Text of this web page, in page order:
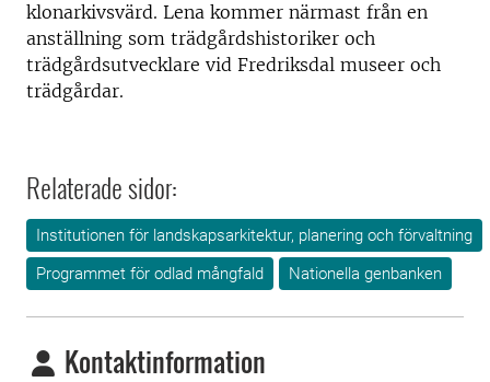
klonarkivsvärd. Lena kommer närmast från en
anställning som trädgårdshistoriker och
trädgårdsutvecklare vid Fredriksdal museer och
trädgårdar.
Relaterade sidor:
Institutionen för landskapsarkitektur, planering och förvaltning
Programmet för odlad mångfald
Nationella genbanken
Kontaktinformation